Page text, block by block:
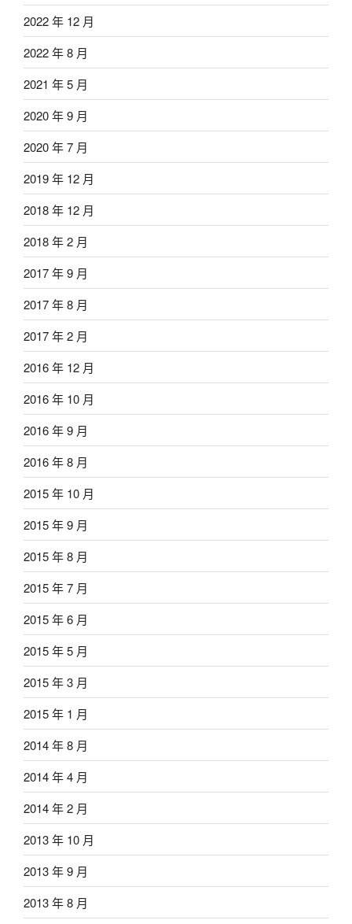
2022 年 12 月
2022 年 8 月
2021 年 5 月
2020 年 9 月
2020 年 7 月
2019 年 12 月
2018 年 12 月
2018 年 2 月
2017 年 9 月
2017 年 8 月
2017 年 2 月
2016 年 12 月
2016 年 10 月
2016 年 9 月
2016 年 8 月
2015 年 10 月
2015 年 9 月
2015 年 8 月
2015 年 7 月
2015 年 6 月
2015 年 5 月
2015 年 3 月
2015 年 1 月
2014 年 8 月
2014 年 4 月
2014 年 2 月
2013 年 10 月
2013 年 9 月
2013 年 8 月